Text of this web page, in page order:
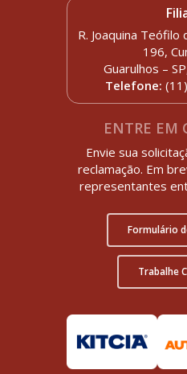
R. Joaquina Teófilo
196,
Guarulhos –
Telefone:
ENTRE EM
Envie sua
reclamação. Em
representantes
Formulário
Trabalhe